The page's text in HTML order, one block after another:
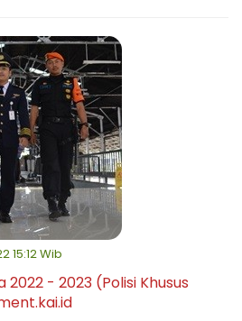
15:12 Wib
- 2023 (Polisi Khusus